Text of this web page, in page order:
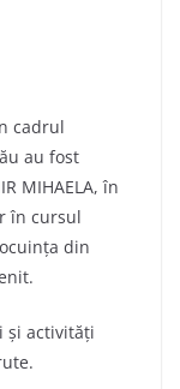
cadrul
au fost
MIHAELA, în
în cursul
din
și activități